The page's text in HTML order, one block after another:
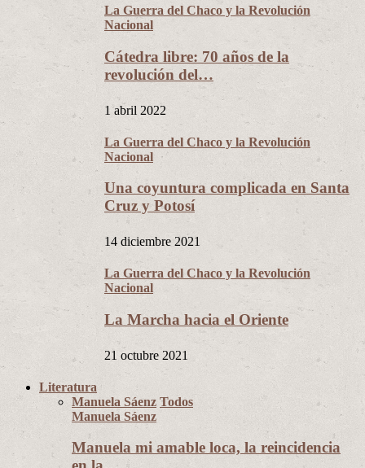
La Guerra del Chaco y la Revolución
Nacional
Cátedra libre: 70 años de la
revolución del…
1 abril 2022
La Guerra del Chaco y la Revolución
Nacional
Una coyuntura complicada en Santa
Cruz y Potosí
14 diciembre 2021
La Guerra del Chaco y la Revolución
Nacional
La Marcha hacia el Oriente
21 octubre 2021
Literatura
Manuela Sáenz Todos
Manuela Sáenz
Manuela mi amable loca, la reincidencia